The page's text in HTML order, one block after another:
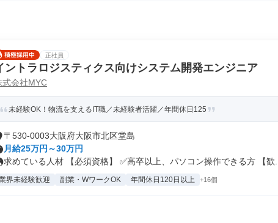
正社員
ントラロジスティクス向けシステム開発エンジニア
式会社MYC
未経験OK！物流を支えるIT職／未経験者活躍／年間休日125
〒530-0003大阪府大阪市北区堂島
月給25万円～30万円
求めている人材 【必須資格】 ✅高卒以上、パソコン操作できる方 【歓...
界未経験歓迎 副業・WワークOK 年間休日120日以上 +16個